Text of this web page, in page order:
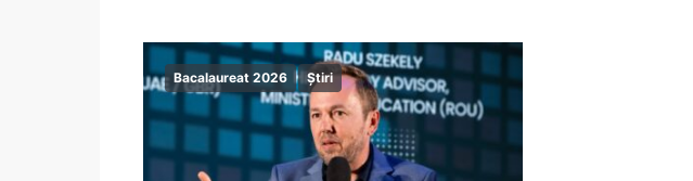
Bacalaureat 2026 Știri